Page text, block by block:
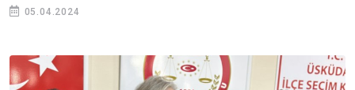
05.04.2024